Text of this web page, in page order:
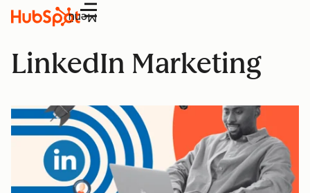
Menü
LinkedIn Marketing